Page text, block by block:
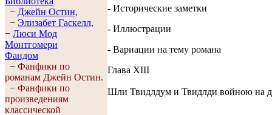
− Джейн Остин,
− Элизабет Гaскелл,
− Люси Мод
Монтгомери
Фандом
− Фанфики по
романам Джейн Остин.
− Фанфики по
произведениям
классической
- Исторические заметки
- Иллюстрации
- Вариации на тему романа
Глава XIII
Шли Твидлдум и Твидлди войною на